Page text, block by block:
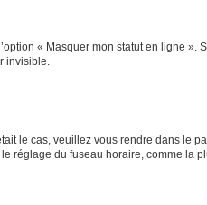
« Masquer mon statut en ligne
invisible.
le cas, veuillez vous rendre dans le
du fuseau horaire, comme la